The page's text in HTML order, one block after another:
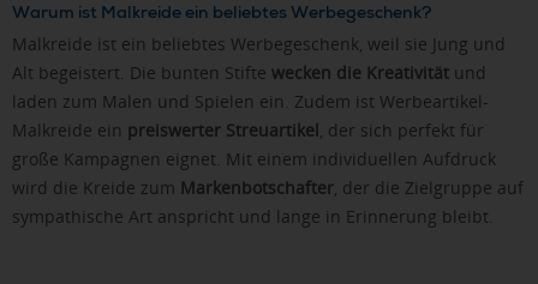
Warum ist Malkreide ein beliebtes Werbegeschenk?
Malkreide ist ein beliebtes Werbegeschenk, weil sie Jung und
Alt begeistert. Die bunten Stifte wecken die Kreativität und
laden zum Malen und Spielen ein. Zudem ist Werbeartikel-
Malkreide ein preiswerter Streuartikel , der sich perfekt für
große Kampagnen eignet. Mit einem individuellen Aufdruck
wird die Kreide zum Markenbotschafter , der die Zielgruppe auf
sympathische Art anspricht und lange in Erinnerung bleibt.